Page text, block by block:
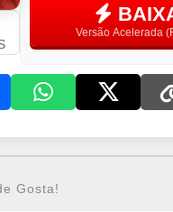
Versão Acelerada
Gosta!